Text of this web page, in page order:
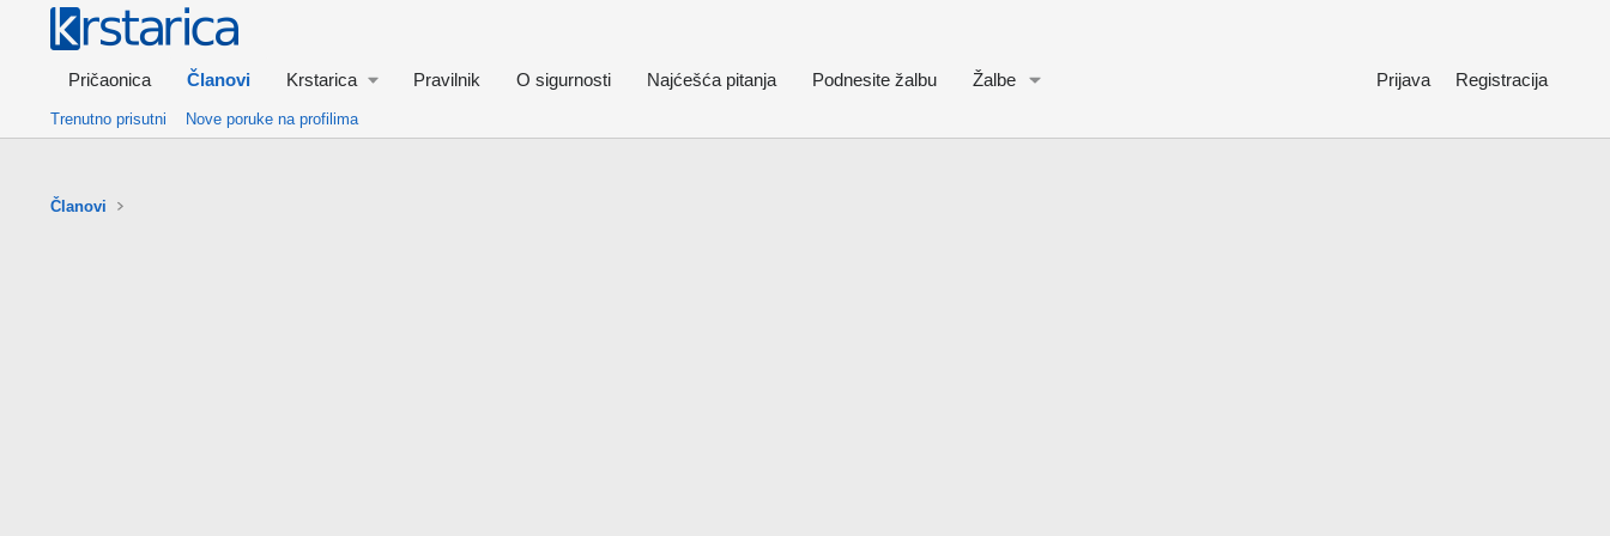
Pričaonica Članovi Krstarica Pravilnik O sigurnosti Najćešća pitanja Podnesite žalbu Žalbe Prijava Registracija
Trenutno prisutni Nove poruke na profilima
Članovi